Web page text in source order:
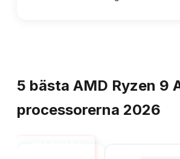
5 bästa AMD Ryzen 9
processorerna 2026